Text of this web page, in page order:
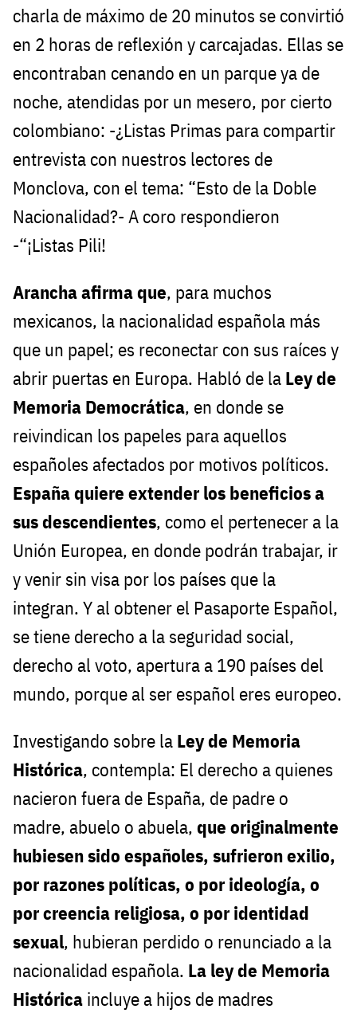
charla de máximo de 20 minutos se convirtió
en 2 horas de reflexión y carcajadas. Ellas se
encontraban cenando en un parque ya de
noche, atendidas por un mesero, por cierto
colombiano: -¿Listas Primas para compartir
entrevista con nuestros lectores de
Monclova, con el tema: “Esto de la Doble
Nacionalidad?- A coro respondieron
-“¡Listas Pili!
Arancha afirma que, para muchos
mexicanos, la nacionalidad española más
que un papel; es reconectar con sus raíces y
abrir puertas en Europa. Habló de la Ley de
Memoria Democrática, en donde se
reivindican los papeles para aquellos
españoles afectados por motivos políticos.
España quiere extender los beneficios a
sus descendientes, como el pertenecer a la
Unión Europea, en donde podrán trabajar, ir
y venir sin visa por los países que la
integran. Y al obtener el Pasaporte Español,
se tiene derecho a la seguridad social,
derecho al voto, apertura a 190 países del
mundo, porque al ser español eres europeo.
Investigando sobre la Ley de Memoria
Histórica, contempla: El derecho a quienes
nacieron fuera de España, de padre o
madre, abuelo o abuela, que originalmente
hubiesen sido españoles, sufrieron exilio,
por razones políticas, o por ideología, o
por creencia religiosa, o por identidad
sexual, hubieran perdido o renunciado a la
nacionalidad española. La ley de Memoria
Histórica incluye a hijos de madres